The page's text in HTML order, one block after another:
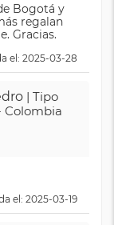
Bogotá y
regalan
Gracias.
el: 2025-03-28
| Tipo
Colombia
el: 2025-03-19